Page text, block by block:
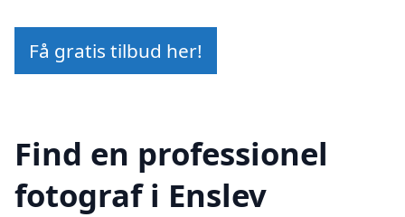
Få gratis tilbud her!
Find en professionel
fotograf i Enslev